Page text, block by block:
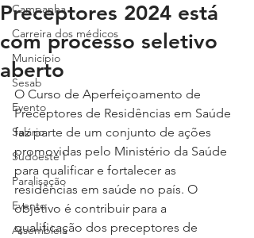
Campanha
Carreira dos médicos
Município
Sesab
Evento
Salário
Sudoeste I
Paralisação
Evento
Assembleia
Preceptores 2024 está
com processo seletivo
aberto
O Curso de Aperfeiçoamento de
Preceptores de Residências em Saúde
faz parte de um conjunto de ações
promovidas pelo Ministério da Saúde
para qualificar e fortalecer as
residências em saúde no país. O
objetivo é contribuir para a
qualificação dos preceptores de